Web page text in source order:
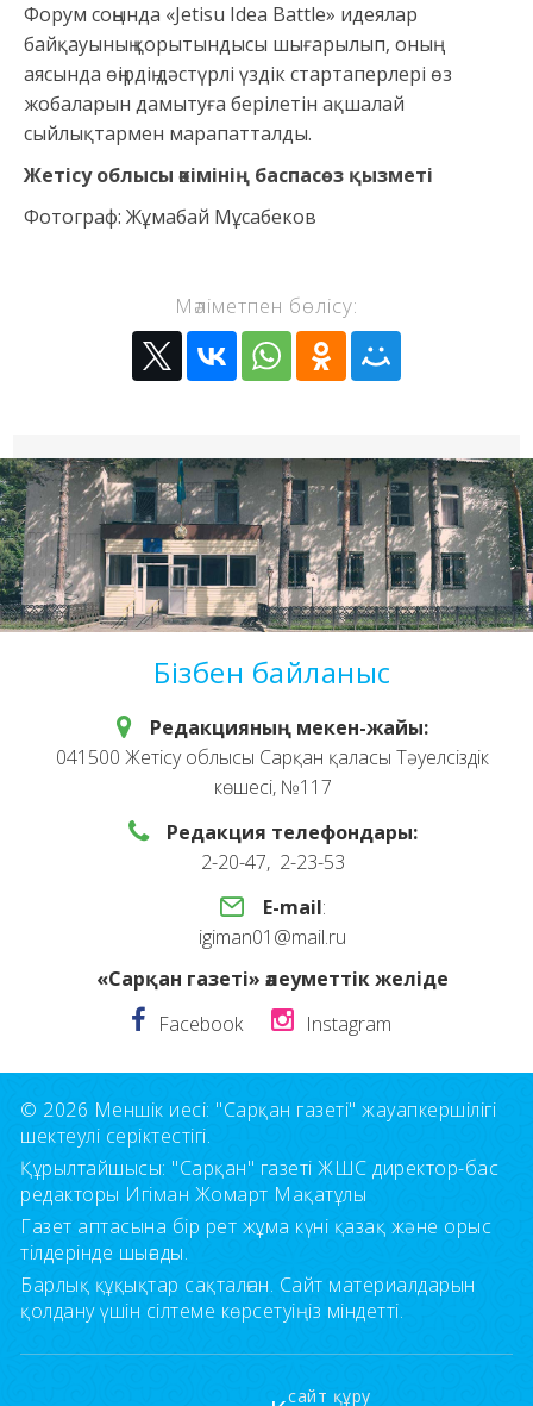
Форум соңында «Jetisu Idea Battle» идеялар
байқауының қорытындысы шығарылып, оның
аясында өңірдің дәстүрлі үздік стартаперлері өз
жобаларын дамытуға берілетін ақшалай
сыйлықтармен марапатталды.
Жетісу облысы әкімінің баспасөз қызметі
Фотограф: Жұмабай Мұсабеков
Мәліметпен бөлісу:
Бізбен байланыс
Редакцияның мекен-жайы:
041500 Жетісу облысы Сарқан қаласы Тәуелсіздік
көшесі, №117
Редакция телефондары:
2-20-47, 2-23-53
E-mail:
igiman01@mail.ru
«Сарқан газеті» әлеуметтік желіде
Facebook
Instagram
© 2026 Меншік иесі: "Сарқан газеті" жауапкершілігі
шектеулі серіктестігі.
Құрылтайшысы: "Сарқан" газеті ЖШС директор-бас
редакторы Игіман Жомарт Мақатұлы
Газет аптасына бір рет жұма күні қазақ және орыс
тілдерінде шығады.
Барлық құқықтар сақталған. Сайт материалдарын
қолдану үшін сілтеме көрсетуіңіз міндетті.
сайт құру